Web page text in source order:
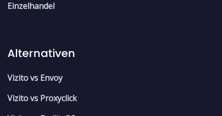
Einzelhandel
Alternativen
Vizito vs Envoy
Vizito vs Proxyclick